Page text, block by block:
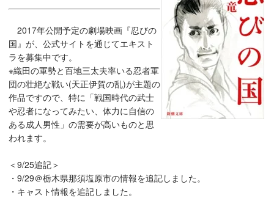
2017年公開予定の劇場映画『忍びの
国』が、公式サイトを通じてエキスト
ラを募集中です。
※織田の軍勢と百地三太夫率いる忍者軍
団の壮絶な戦い(天正伊賀の乱)が主題の
作品ですので、特に「戦国時代の武士
や忍者になってみたい、体力に自信の
ある成人男性」の需要が高いものと思
われます。
＜9/25追記＞
・9/29＠栃木県那須塩原市の情報を追記しました。
・キャスト情報を追記しました。